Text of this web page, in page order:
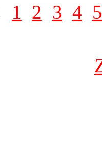
1 2 3 4 5